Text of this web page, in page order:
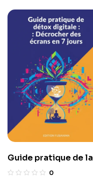
Guide pratique de la
détox digitale :
0